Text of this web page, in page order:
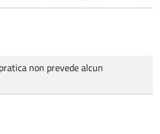
non prevede alcun